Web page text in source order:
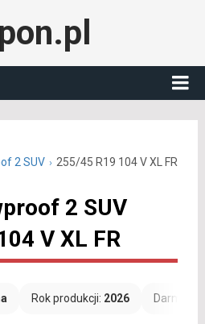
2 SUV 255/45 R19 104 V XL FR
2 SUV
V XL FR
Rok produkcji: 2026